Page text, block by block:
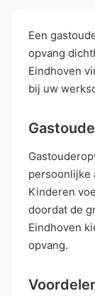
Een
opvang
Eindhoven
bij uw
persoonlijke
Kinderen
doordat de
Eindhoven
opvang.